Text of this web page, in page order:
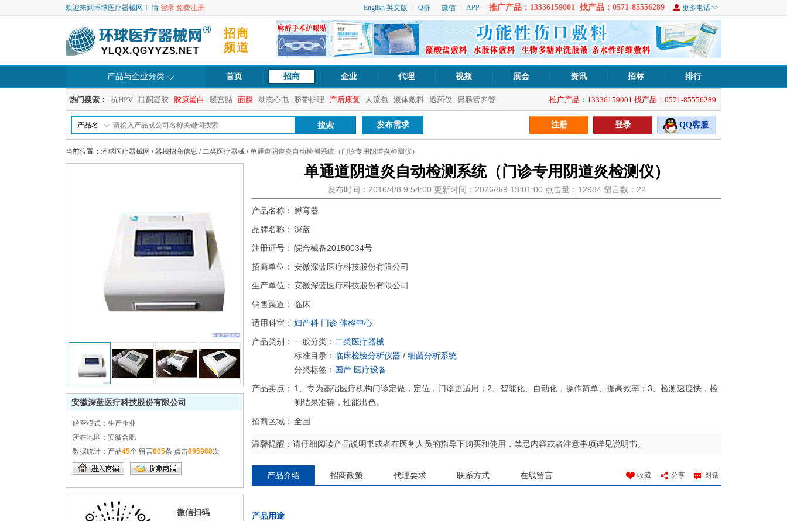
English 英文版 Q群 微信 APP 推广产品：13336159001 找产品：0571-85556289 更多电话>>
欢迎来到环球医疗器械网！ 请 登录 免费注册
招商
频道
产品与企业分类 首页 招商 企业 代理 视频 展会 资讯 招标 排行
推广产品：13336159001 找产品：0571-85556289
热门搜索： 抗HPV 硅酮凝胶 胶原蛋白 暖宫贴 面膜 动态心电 脐带护理 产后康复 人流包 液体敷料 透药仪 胃肠营养管
产品名 发布需求 注册 登录 QQ客服
当前位置： 环球医疗器械网 /器械招商信息 /二类医疗器械 /单通道阴道炎自动检测系统（门诊专用阴道炎检测仪）
单通道阴道炎自动检测系统（门诊专用阴道炎检测仪）
发布时间：2016/4/8 9:54:00 更新时间：2026/8/9 13:01:00 点击量：12984 留言数：22
产品名称： 孵育器
品牌名称： 深蓝
注册证号： 皖合械备20150034号
招商单位： 安徽深蓝医疗科技股份有限公司
生产单位： 安徽深蓝医疗科技股份有限公司
销售渠道： 临床
适用科室： 妇产科 门诊 体检中心
产品类别： 一般分类： 二类医疗器械
标准目录： 临床检验分析仪器 / 细菌分析系统
分类标签： 国产 医疗设备
产品卖点： 1、专为基础医疗机构门诊定做，定位，门诊更适用；2、智能化、自动化，操作简单、提高效率；3、检测速度快，检
测结果准确，性能出色。
招商区域： 全国
温馨提醒：请仔细阅读产品说明书或者在医务人员的指导下购买和使用，禁忌内容或者注意事项详见说明书。
收藏 分享 对话
产品介绍 招商政策 代理要求 联系方式 在线留言
产品用途
安徽深蓝医疗科技股份有限公司
经营模式： 生产企业
所在地区： 安徽合肥
数据统计： 产品45个 留言605条 点击695968次
微信扫码